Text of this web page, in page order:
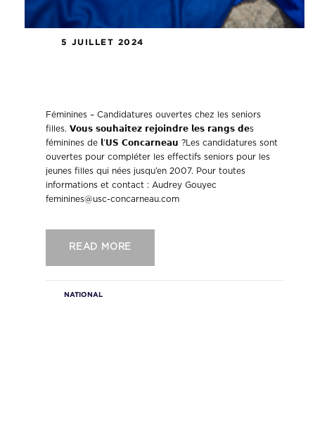
5 JUILLET 2024
Féminines – Candidatures ouvertes chez les seniors
filles. 𝗩𝗼𝘂𝘀 𝘀𝗼𝘂𝗵𝗮𝗶𝘁𝗲𝘇 𝗿𝗲𝗷𝗼𝗶𝗻𝗱𝗿𝗲 𝗹𝗲𝘀 𝗿𝗮𝗻𝗴𝘀 𝗱𝗲s
féminines de 𝗹’𝗨𝗦 𝗖𝗼𝗻𝗰𝗮𝗿𝗻𝗲𝗮𝘂 ?Les candidatures sont
ouvertes pour compléter les effectifs seniors pour les
jeunes filles qui nées jusqu’en 2007. Pour toutes
informations et contact : Audrey Gouyec
feminines@usc-concarneau.com
READ MORE
NATIONAL